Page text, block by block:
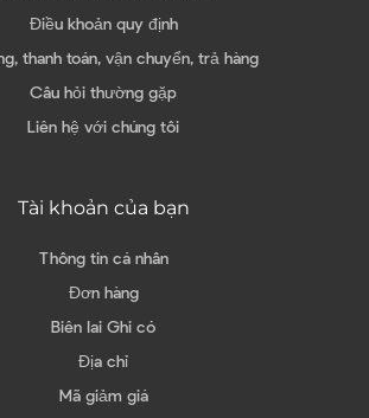
Điều khoản quy định
thanh toán, vận chuyển, trả hàng
Câu hỏi thường gặp
Liên hệ với chúng tôi
Tài khoản của bạn
Thông tin cá nhân
Đơn hàng
Biên lai Ghi có
Địa chỉ
Mã giảm giá